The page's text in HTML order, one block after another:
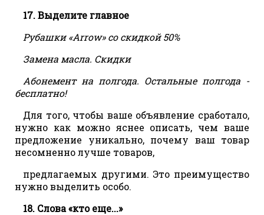
17. Выделите главное
Рубашки «Аrrow» со скидкой 50%
Замена масла. Скидки
Абонемент на полгода. Остальные полгода -
бесплатно!
Для того, чтобы ваше объявление сработало,
нужно как можно яснее описать, чем ваше
предложение уникально, почему ваш товар
несомненно лучше товаров,
предлагаемых другими. Это преимущество
нужно выделить особо.
18. Слова «кто еще...»